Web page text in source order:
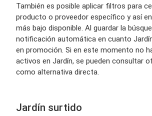
También es posible aplicar filtros para
producto o proveedor específico y así
más bajo disponible. Al guardar la
notificación automática en cuanto
en promoción. Si en este momento no
activos en Jardín, se pueden consultar
como alternativa directa.
Jardín surtido